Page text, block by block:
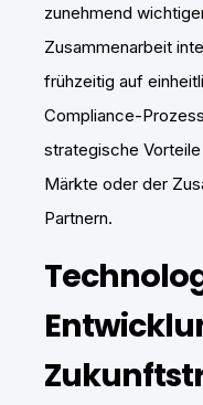
zunehmend
Zusammenarbeit
frühzeitig auf
Compliance-
strategische
Märkte oder der
Partnern.